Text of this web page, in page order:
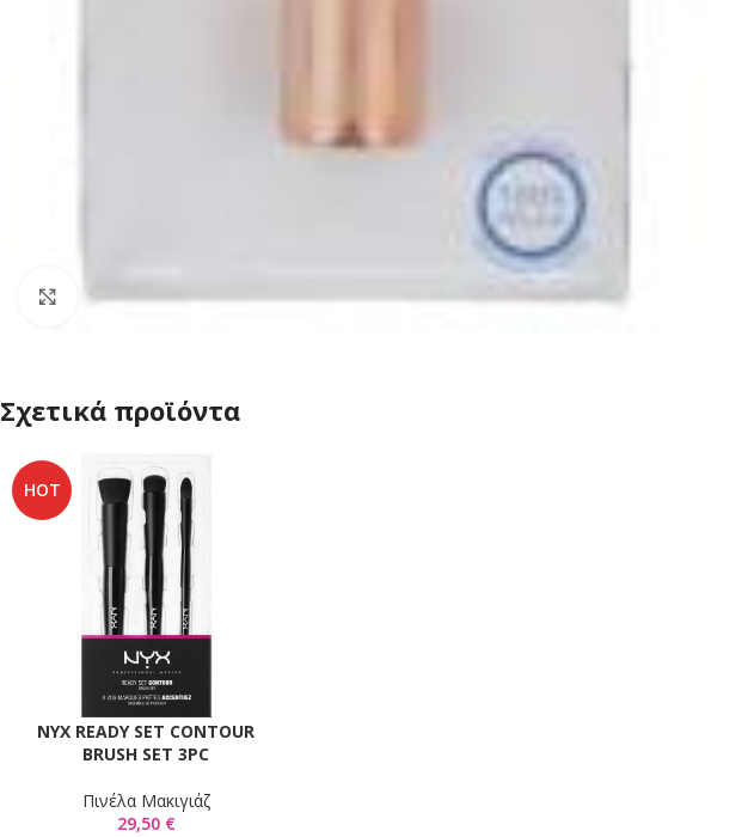
Click to enlarge
Σχετικά προϊόντα
HOT
ΠΡΟΣΘΉΚΗ ΣΤΟ ΚΑΛΆΘΙ
NYX READY SET CONTOUR
BRUSH SET 3PC
Πινέλα Μακιγιάζ
29,50 €